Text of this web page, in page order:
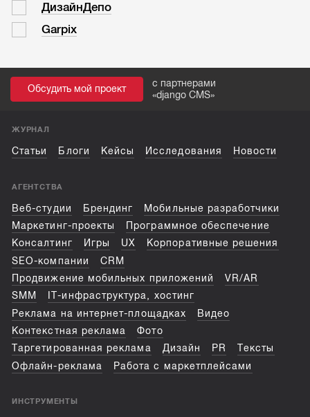
ДизайнДепо
Garpix
Обсудить мой проект
с партнерами
«django CMS»
ЖУРНАЛ
Статьи Блоги Кейсы Исследования Новости
АГЕНТСТВА
Веб-студии Брендинг
Мобильные разработчики
Маркетинг-проекты
Программное обеспечение
Консалтинг
Игры UX
Корпоративные решения
SEO-компании
CRM
Продвижение мобильных приложений
VR/AR
SMM
IT-инфраструктура, хостинг
Реклама на интернет-площадках
Видео
Контекстная реклама
Фото
Таргетированная реклама
Дизайн PR
Тексты
Офлайн-реклама
Работа с маркетплейсами
ИНСТРУМЕНТЫ